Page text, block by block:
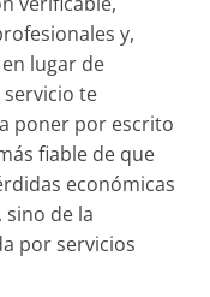
y,
lugar de
te
poner por escrito
fiable de que
económicas
de la
por servicios